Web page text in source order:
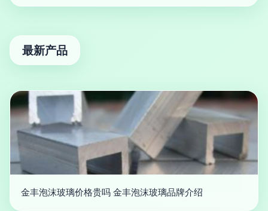
最新产品
金丰泡沫玻璃价格贵吗 金丰泡沫玻璃品牌介绍